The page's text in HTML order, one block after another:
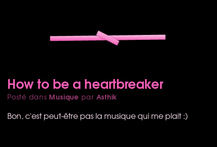
How to be a heartbreaker
Posté dans Musique par Asthik
Bon, c'est peut-être pas la musique qui me plait :)